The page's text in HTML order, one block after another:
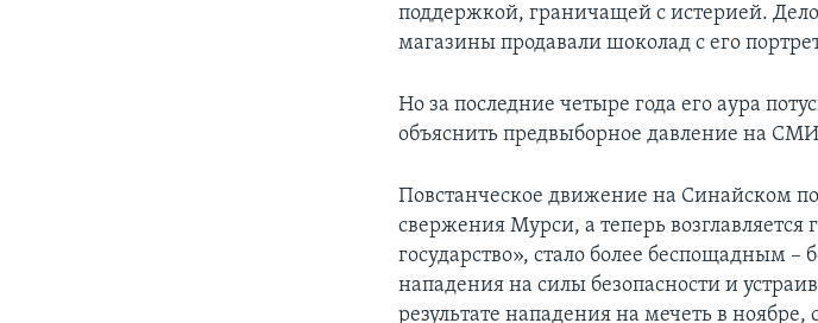
поддержкой, граничащей с истерией.
магазины продавали шоколад с его
Но за последние четыре года его аура
объяснить предвыборное давление на
Повстанческое движение на Синайском
свержения Мурси, а теперь возглавляется
государство», стало более беспощадным
нападения на силы безопасности и
результате нападения на мечеть в ноябре,